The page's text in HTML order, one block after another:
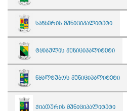
საჩხერის მუნიციპალიტეტი
ტყიბულის მუნიციპალიტეტი
წყალტუბოს მუნიციპალიტეტი
ჭიათურის მუნიციპალიტეტი